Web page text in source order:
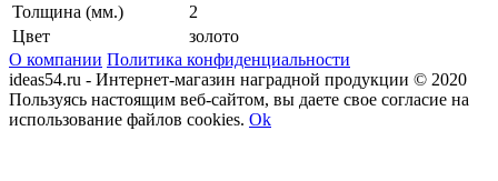
Толщина (мм.)
2
Цвет
золото
О компании Политика конфиденциальности
ideas54.ru - Интернет-магазин наградной продукции © 2020
Пользуясь настоящим веб-сайтом, вы даете свое согласие на
использование файлов cookies. Ok